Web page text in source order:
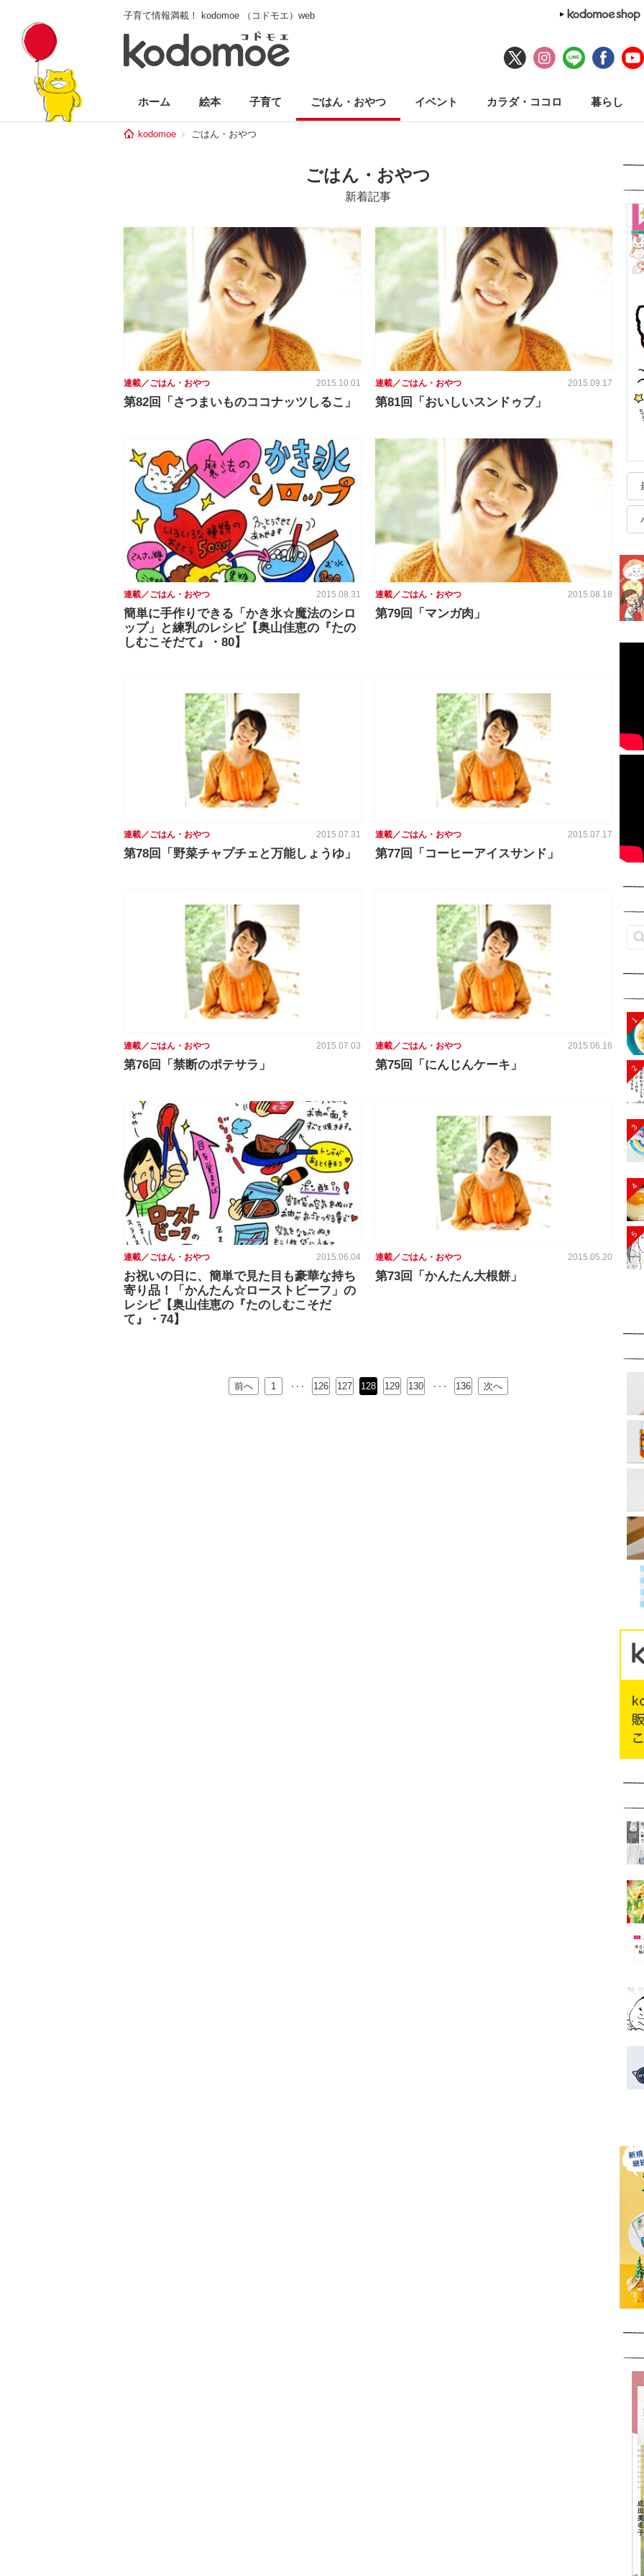
子育て情報満載！ kodomoe （コドモエ）web
ホーム 絵本 子育て ごはん・おやつ イベント カラダ・ココロ 暮らし
kodomoe ごはん・おやつ
ごはん・おやつ
新着記事
連載／ごはん・おやつ 2015.10.01
第82回「さつまいものココナッツしるこ」
連載／ごはん・おやつ 2015.09.17
第81回「おいしいスンドゥブ」
連載／ごはん・おやつ 2015.08.31
簡単に手作りできる「かき氷☆魔法のシロ
ップ」と練乳のレシピ【奥山佳恵の『たの
しむこそだて』・80】
連載／ごはん・おやつ 2015.08.18
第79回「マンガ肉」
連載／ごはん・おやつ 2015.07.31
第78回「野菜チャプチェと万能しょうゆ」
連載／ごはん・おやつ 2015.07.17
第77回「コーヒーアイスサンド」
連載／ごはん・おやつ 2015.07.03
第76回「禁断のポテサラ」
連載／ごはん・おやつ 2015.06.16
第75回「にんじんケーキ」
連載／ごはん・おやつ 2015.06.04
お祝いの日に、簡単で見た目も豪華な持ち
寄り品！「かんたん☆ローストビーフ」の
レシピ【奥山佳恵の『たのしむこそだ
て』・74】
連載／ごはん・おやつ 2015.05.20
第73回「かんたん大根餅」
前へ 1 126 127 128 129 130
… 136 次へ
1
2
3
4
5